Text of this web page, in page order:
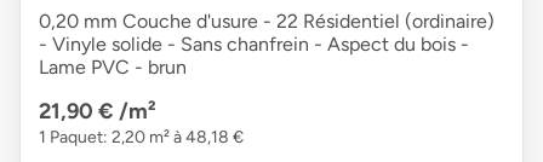
0,20 mm Couche d'usure - 22 Résidentiel (ordinaire)
- Vinyle solide - Sans chanfrein - Aspect du bois -
Lame PVC - brun
21,90 € /m²
1 Paquet: 2,20 m² à 48,18 €